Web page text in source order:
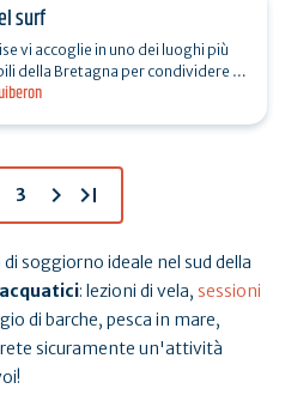
surf
vi accoglie in uno dei luoghi più
della Bretagna per condividere la
passione per il surf. La scuola offre un'ampia…
3 chevron_right last_page
di soggiorno ideale nel sud della
: lezioni di vela, sessioni
di barche, pesca in mare,
sicuramente un'attività